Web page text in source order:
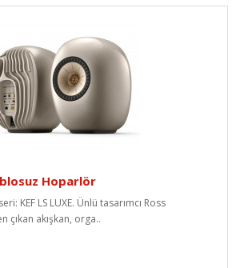
Hoparlör
KEF LS LUXE. Ünlü tasarımcı Ross
çıkan akışkan, orga..